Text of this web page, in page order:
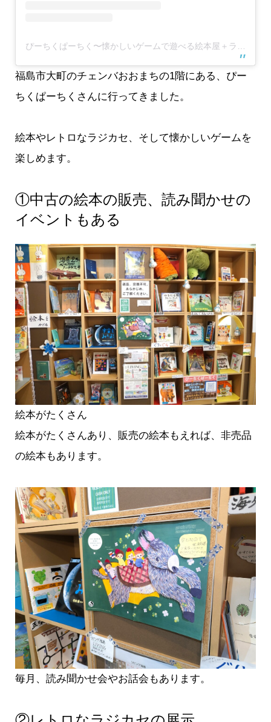
福島市大町のチェンバおおまちの1階にある、ぴー
ちくぱーちくさんに行ってきました。
絵本やレトロなラジカセ、そして懐かしいゲームを
楽しめます。
①中古の絵本の販売、読み聞かせの
イベントもある
絵本がたくさん
絵本がたくさんあり、販売の絵本もえれば、非売品
の絵本もあります。
毎月、読み聞かせ会やお話会もあります。